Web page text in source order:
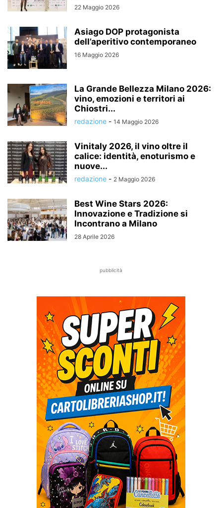
22 Maggio 2026
Asiago DOP protagonista
dell’aperitivo contemporaneo
16 Maggio 2026
La Grande Bellezza Milano 2026:
vino, emozioni e territori ai
Chiostri...
redazione - 14 Maggio 2026
Vinitaly 2026, il vino oltre il
calice: identità, enoturismo e
nuove...
redazione - 2 Maggio 2026
Best Wine Stars 2026:
Innovazione e Tradizione si
Incontrano a Milano
28 Aprile 2026
pubblicità